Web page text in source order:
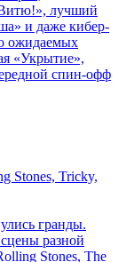
лучший
и даже кибер-
ожидаемых
«Укрытие»,
спин-офф
Stones, Tricky,
гранды.
разной
Stones, The